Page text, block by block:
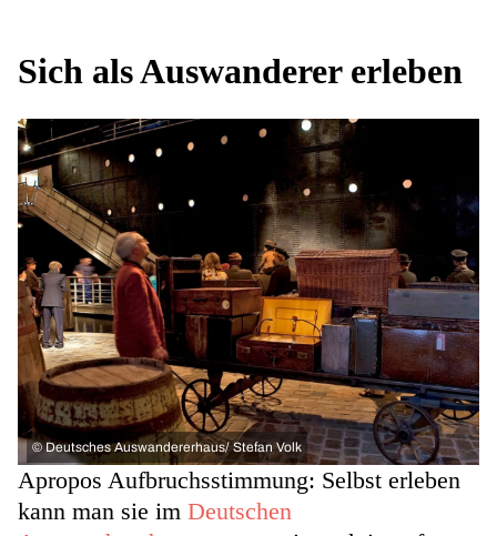
Sich als Auswanderer erleben
© Deutsches Auswandererhaus/ Stefan Volk
Apropos Aufbruchsstimmung: Selbst erleben
kann man sie im Deutschen